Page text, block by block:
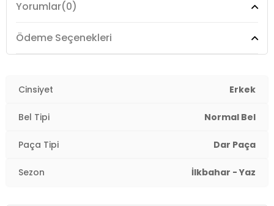
Yorumlar(0)
Ödeme Seçenekleri
Cinsiyet Erkek
Bel Tipi Normal Bel
Paça Tipi Dar Paça
Sezon İlkbahar - Yaz